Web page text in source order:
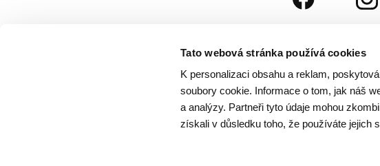
Tato webová stránka používá cookies
K personalizaci obsahu a reklam,
soubory cookie. Informace o tom, jak náš
a analýzy. Partneři tyto údaje mohou
získali v důsledku toho, že používáte jejich
je součástí